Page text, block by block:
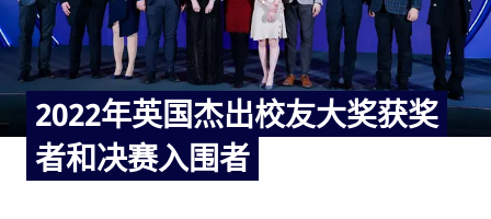
2022年英国杰出校友大奖获奖
者和决赛入围者